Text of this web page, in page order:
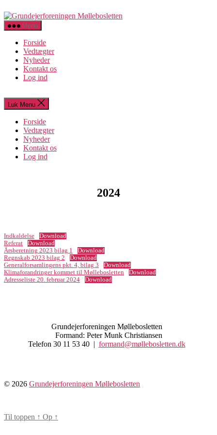
til
indholdet
Menu
Forside
Vedtægter
Nyheder
Kontakt os
Log ind
Luk Menu
Forside
Vedtægter
Nyheder
Kontakt os
Log ind
2024
Indkaldelse
Download
Referat
Download
Årsberetning 2023 bilag 1
Download
Regnskab 2023 bilag 2
Download
Generalforsamlingens pkt. 4, bilag 3
Download
Klimaforandringer kommet til Møllebosletten
Download
Adresseliste 20. februar 2024
Download
Grundejerforeningen Møllebosletten
Formand: Peter Munk Christiansen
Telefon 30 11 53 40 | formand@møllebosletten.dk
© 2026 Grundejerforeningen Møllebosletten
Til toppen ↑ Op ↑